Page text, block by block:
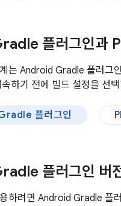
플러그인과
는 Android Gradle 플러그
하기 전에 빌드 설정을 선
플러그인
플러그인 버
하려면 Android Gradle 플